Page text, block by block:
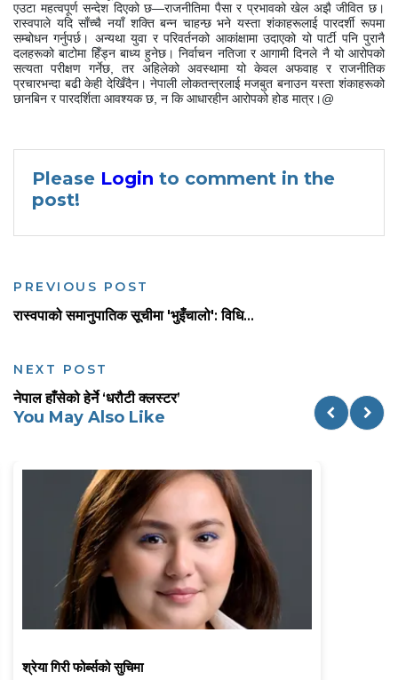
एउटा महत्वपूर्ण सन्देश दिएको छ—राजनीतिमा पैसा र प्रभावको खेल अझै जीवित छ।
रास्वपाले यदि साँच्चै नयाँ शक्ति बन्न चाहन्छ भने यस्ता शंकाहरूलाई पारदर्शी रूपमा
सम्बोधन गर्नुपर्छ। अन्यथा युवा र परिवर्तनको आकांक्षामा उदाएको यो पार्टी पनि पुरानै
दलहरूको बाटोमा हिँड्न बाध्य हुनेछ। निर्वाचन नतिजा र आगामी दिनले नै यो आरोपको
सत्यता परीक्षण गर्नेछ, तर अहिलेको अवस्थामा यो केवल अफवाह र राजनीतिक
प्रचारभन्दा बढी केही देखिँदैन। नेपाली लोकतन्त्रलाई मजबुत बनाउन यस्ता शंकाहरूको
छानबिन र पारदर्शिता आवश्यक छ, न कि आधारहीन आरोपको होड मात्र।@
Please Login to comment in the
post!
PREVIOUS POST
रास्वपाको समानुपातिक सूचीमा 'भुइँचालो': विधि...
NEXT POST
नेपाल हाँसेको हेर्ने ‘धरौटी क्लस्टर’
You May Also Like
श्रेया गिरी फोर्ब्सको सुचिमा